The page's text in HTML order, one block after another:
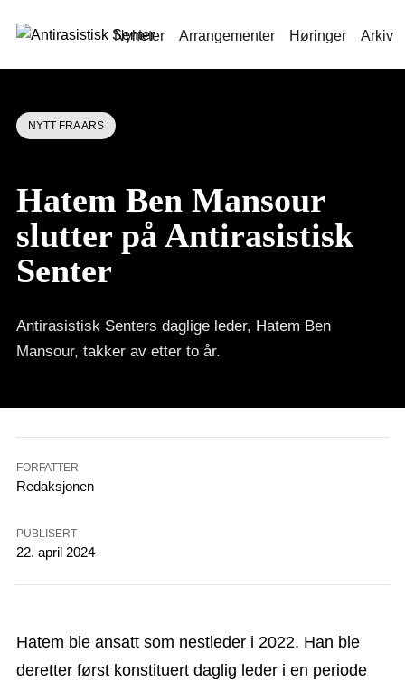
Nyheter Arrangementer Høringer Arkiv
NYTT FRA ARS
Hatem Ben Mansour
slutter på Antirasistisk
Senter
Antirasistisk Senters daglige leder, Hatem Ben
Mansour, takker av etter to år.
FORFATTER
Redaksjonen
PUBLISERT
22. april 2024
Hatem ble ansatt som nestleder i 2022. Han ble
deretter først konstituert daglig leder i en periode